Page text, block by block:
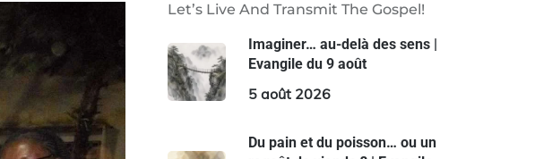
Let’s Live And Transmit The Gospel!
Imaginer… au-delà des sens |
Evangile du 9 août
5 août 2026
Du pain et du poisson… ou un